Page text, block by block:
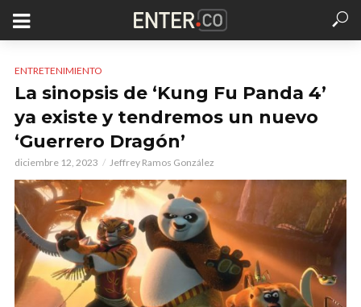
ENTRETENIMIENTO
La sinopsis de ‘Kung Fu Panda 4’
ya existe y tendremos un nuevo
‘Guerrero Dragón’
diciembre 12, 2023 Jeffrey Ramos González